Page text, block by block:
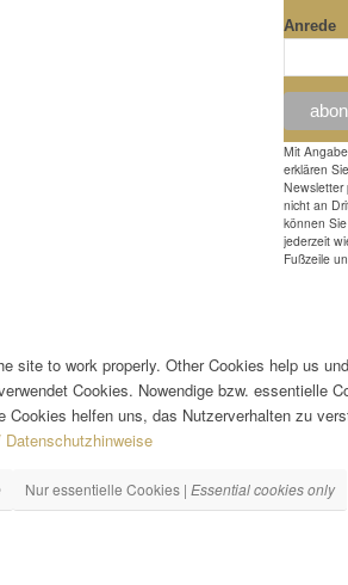
Anrede
Mit
erklären
Newsletter
nicht an
können
jederzeit
Fußzeile
to work properly. Other Cookies help us
Cookies. Nowendige bzw. essentielle
helfen uns, das Nutzerverhalten zu
Nur essentielle Cookies | Essential cookies only